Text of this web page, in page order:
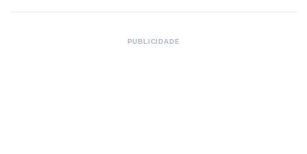
PUBLICIDADE